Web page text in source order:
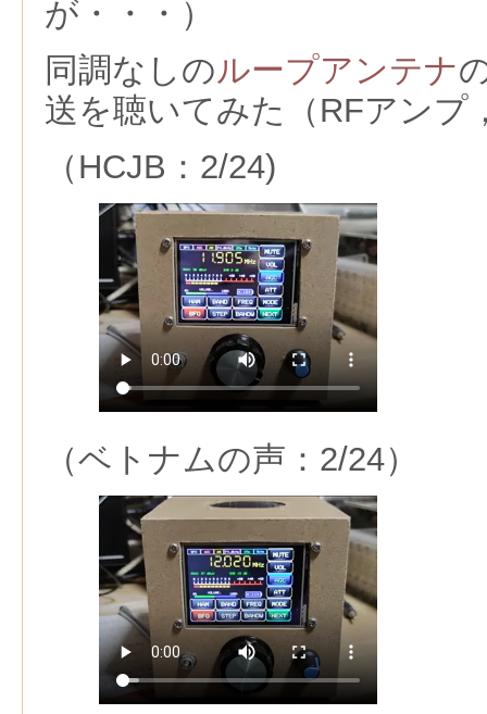
が・・・）
同調なしのループアンテナ
送を聴いてみた（RFアンプ
（HCJB：2/24)
（ベトナムの声：2/24）